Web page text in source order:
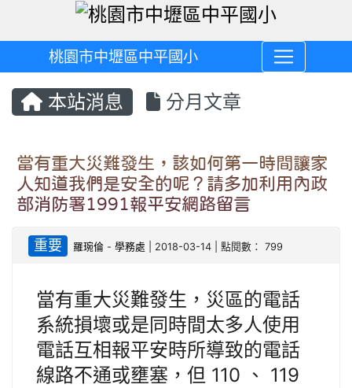
桃園市中壢區中平國小
本站消息 分月文章
當有重大災難發生，該如何第一時間讓家
人知道我們是安全的呢？請多加利用內政
部消防署1991報平安網路留言
重要 羅琬倫 -學務處 | 2018-03-14 | 點閱數： 799
當有重大災難發生，災區的電話
系統損壞或是同時間太多人使用
電話互相報平安時所導致的電話
線路不通或壅塞，但 110 、 119